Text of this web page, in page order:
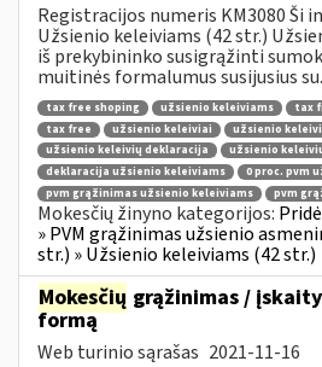
Registracijos numeris KM3080 Ši
Užsienio keleiviams (42 str.)
iš prekybininko susigrąžinti
muitinės formalumus susijusius
tax free shoping užsienio keleiviams tax
tax free
užsienio keleiviai
užsienio
užsienio keleivių deklaracija
užsienio
deklaracija užsienio keleiviams
0 proc. pvm
pvm grąžinimas užsienio keleiviams
pvm
Mokesčių žinyno kategorijos:
» PVM grąžinimas užsienio
str.) » Užsienio keleiviams (42 str.)
Mokesčių grąžinimas /
formą
Web turinio sąrašas 2021-11-16